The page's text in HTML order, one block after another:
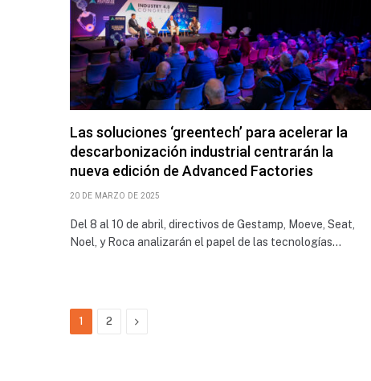
Las soluciones ‘greentech’ para acelerar la
descarbonización industrial centrarán la
nueva edición de Advanced Factories
20 DE MARZO DE 2025
Del 8 al 10 de abril, directivos de Gestamp, Moeve, Seat,
Noel, y Roca analizarán el papel de las tecnologías…
1 2 Next